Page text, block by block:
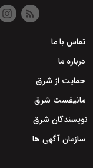
تماس با ما
درباره ما
حمایت از شرق
مانیفست شرق
نویسندگان شرق
سازمان آگهی ها